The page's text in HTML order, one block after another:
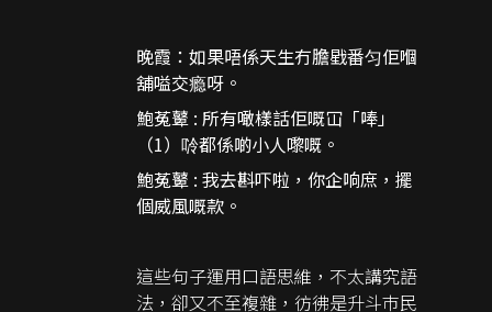
晚霞：如果唔係天生冇膽戥番匀佢嗰
舖嗌交瘾呀。
鮑菟鼙 : 所有噉樣話佢嘅冚「唪」
（1）唥都係啲小人嚟嘅。
鮑菟鼙 : 我去斟吓啦，你企响庶，擺
個威風嘅款。
這些句子運用口語思維，不太講究語
法，卻又不至複雜，彷彿是升斗巿民